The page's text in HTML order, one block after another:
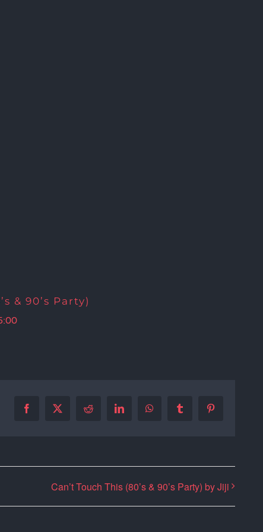
& 90’s Party)
Facebook
X Reddit LinkedInWhatsAppTumblr Pinterest
Can’t Touch This (80’s & 90’s Party) by Jiji